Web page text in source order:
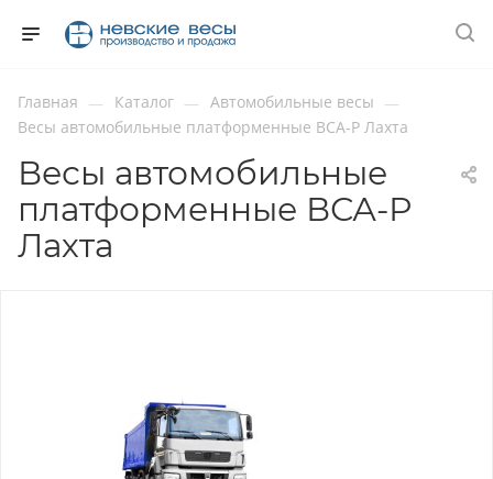
Главная — Каталог — Автомобильные весы —
Весы автомобильные платформенные ВСА-Р Лахта
Весы автомобильные
платформенные ВСА-Р
Лахта